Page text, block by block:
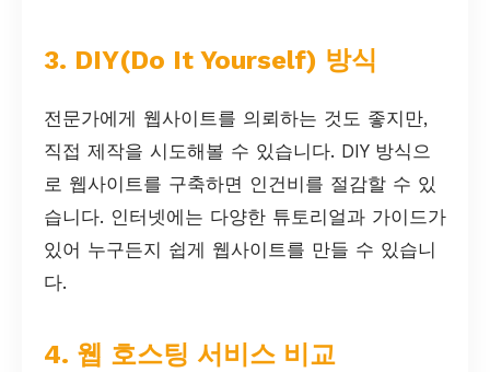
3. DIY(Do It Yourself) 방식
전문가에게 웹사이트를 의뢰하는 것도 좋지만,
직접 제작을 시도해볼 수 있습니다. DIY 방식으
로 웹사이트를 구축하면 인건비를 절감할 수 있
습니다. 인터넷에는 다양한 튜토리얼과 가이드가
있어 누구든지 쉽게 웹사이트를 만들 수 있습니
다.
4. 웹 호스팅 서비스 비교